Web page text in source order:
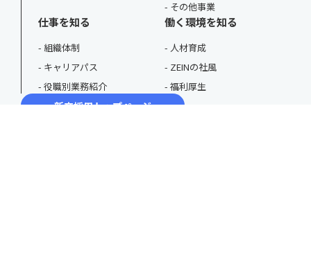
その他事業
仕事を知る
組織体制
キャリアパス
役職別業務紹介
働く環境を知る
人材育成
ZEINの社風
福利厚生
新卒採用トップページ